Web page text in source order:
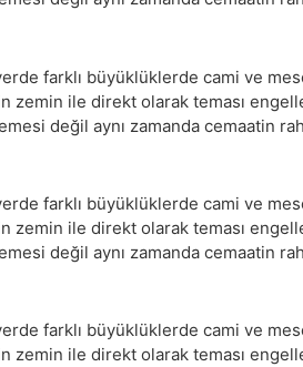
farklı büyüklüklerde cami ve
zemin ile direkt olarak teması
değil aynı zamanda cemaatin
farklı büyüklüklerde cami ve
zemin ile direkt olarak teması
değil aynı zamanda cemaatin
farklı büyüklüklerde cami ve
zemin ile direkt olarak teması